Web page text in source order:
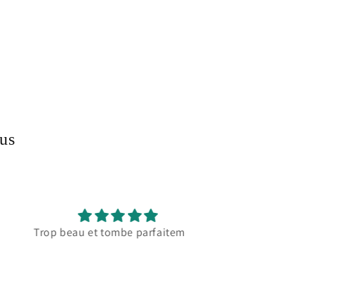
Trop beau et tombe parfaitement